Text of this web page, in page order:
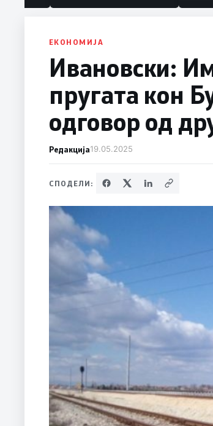
ЕКОНОМИЈА
Ивановски:
пругата кон
одговор од
Редакција19.05.2025
СПОДЕЛИ: